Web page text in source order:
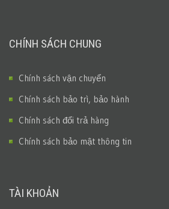
CHÍNH SÁCH CHUNG
Chính sách vận chuyển
Chính sách bảo trì, bảo hành
Chính sách đổi trả hàng
Chính sách bảo mật thông tin
TÀI KHOẢN